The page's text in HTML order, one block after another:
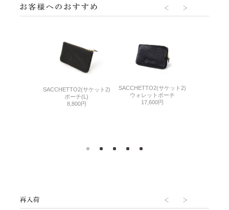
SACCHETTO2(サケット2)
ポーチ(L)
8,800円
SACCHETTO2(サケット2)
ウォレットポーチ
17,600円